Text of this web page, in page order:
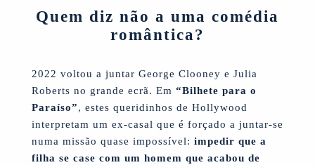
Quem diz não a uma comédia
romântica?
2022 voltou a juntar George Clooney e Julia
Roberts no grande ecrã. Em “Bilhete para o
Paraíso”, estes queridinhos de Hollywood
interpretam um ex-casal que é forçado a juntar-se
numa missão quase impossível: impedir que a
filha se case com um homem que acabou de